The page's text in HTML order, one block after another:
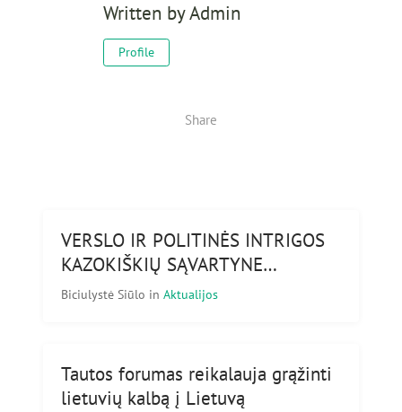
Written byAdmin
Profile
Share
VERSLO IR POLITINĖS INTRIGOS
KAZOKIŠKIŲ SĄVARTYNE…
Biciulystė Siūlo in Aktualijos
Tautos forumas reikalauja grąžinti
lietuvių kalbą į Lietuvą